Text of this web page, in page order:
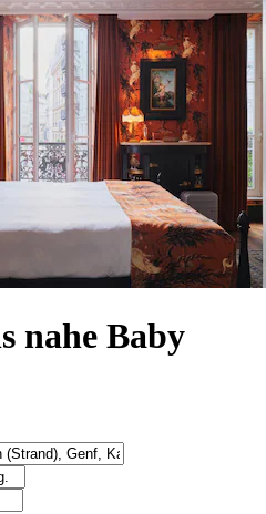
nahe Baby